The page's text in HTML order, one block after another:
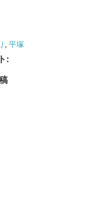
, 平塚
: